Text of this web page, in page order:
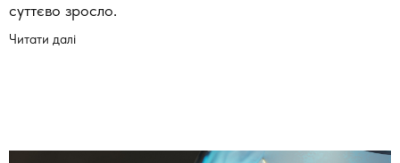
суттєво зросло.
Читати далі